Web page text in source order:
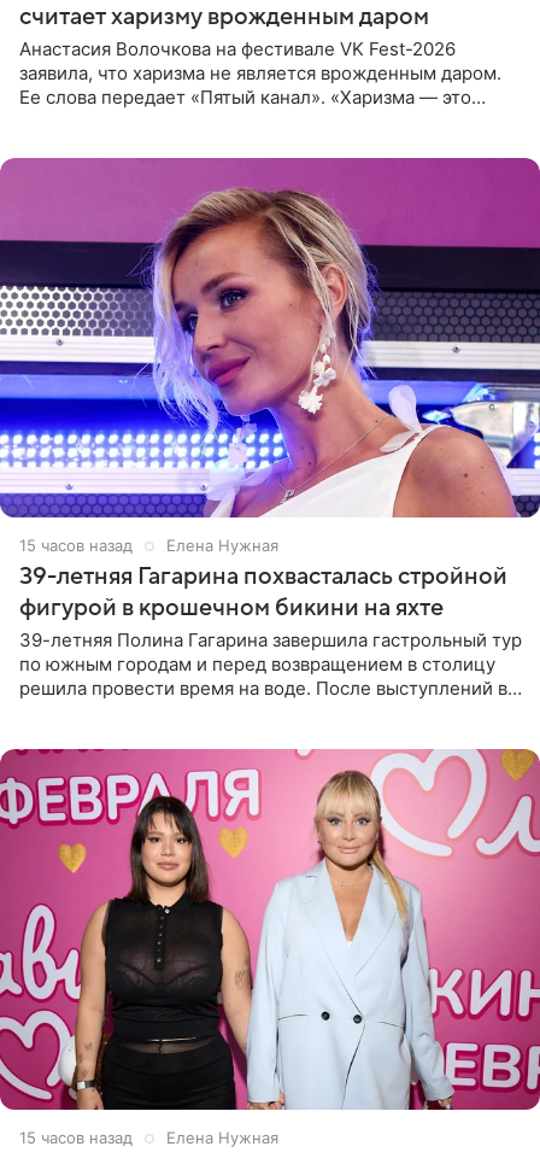
считает харизму врожденным даром
Анастасия Волочкова на фестивале VK Fest-2026
заявила, что харизма не является врожденным даром.
Ее слова передает «Пятый канал». «Харизма — это
15 часов назад Елена Нужная
39-летняя Гагарина похвасталась стройной
фигурой в крошечном бикини на яхте
39-летняя Полина Гагарина завершила гастрольный тур
по южным городам и перед возвращением в столицу
решила провести время на воде. После выступлений в
15 часов назад Елена Нужная